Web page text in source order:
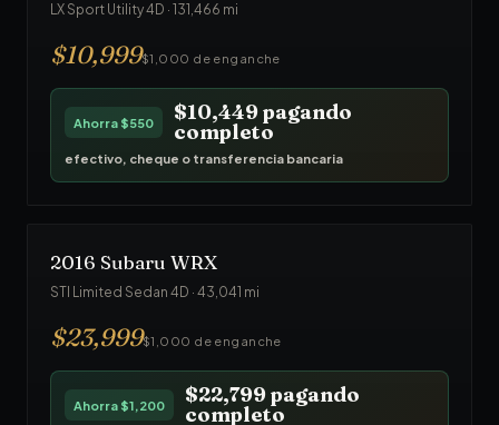
LX Sport Utility 4D · 131,466 mi
$10,999$1,000 de enganche
Ahorra $550 $10,449pagando
completo
efectivo, cheque o transferencia bancaria
2016 Subaru WRX
STI Limited Sedan 4D · 43,041 mi
$23,999$1,000 de enganche
Ahorra $1,200 $22,799pagando
completo